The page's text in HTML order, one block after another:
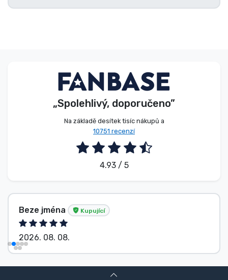
„Spolehlivý, doporučeno”
Na základě desítek tisíc nákupů a
10751 recenzí
4.93 / 5
Beze jména Kupující
2026. 08. 08.